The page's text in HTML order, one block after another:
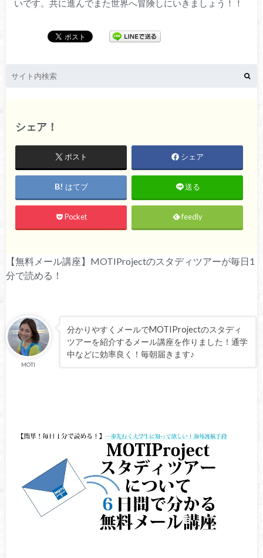
いです。共に進んでまた世界へ冒険しにいきましょう！！
シェア！
ポスト シェア
はてブ 送る
Pocket feedly
【無料メール講座】MOTIProjectのスタディツアーが毎日1
分で読める！
MOTI
分かりやすくメールでMOTIProjectのスタディ
ツアーを紹介するメール講座を作りました！通学
中などに効率良く！毎朝届きます♪